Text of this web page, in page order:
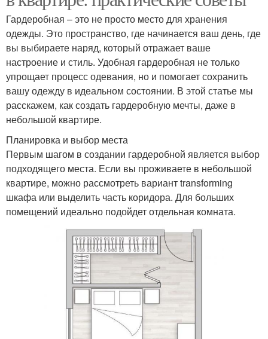
Гардеробная – это не просто место для хранения
одежды. Это пространство, где начинается ваш день, где
вы выбираете наряд, который отражает ваше
настроение и стиль. Удобная гардеробная не только
упрощает процесс одевания, но и помогает сохранить
вашу одежду в идеальном состоянии. В этой статье мы
расскажем, как создать гардеробную мечты, даже в
небольшой квартире.
Планировка и выбор места
Первым шагом в создании гардеробной является выбор
подходящего места. Если вы проживаете в небольшой
квартире, можно рассмотреть вариант transforming
шкафа или выделить часть коридора. Для больших
помещений идеально подойдет отдельная комната.